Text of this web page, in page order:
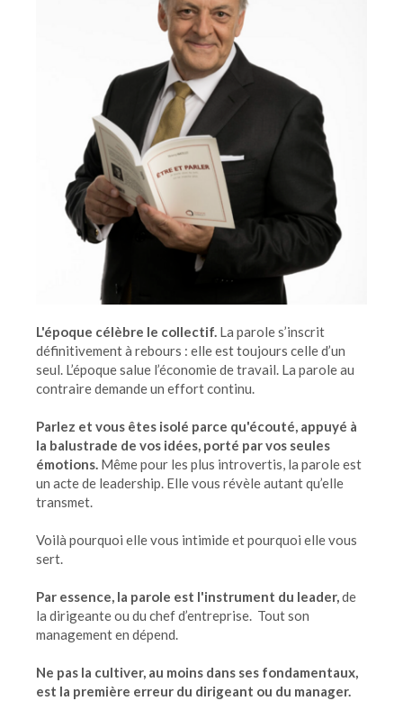
L'époque célèbre le collectif. La parole s’inscrit
définitivement à rebours : elle est toujours celle d’un
seul. L’époque salue l’économie de travail. La parole au
contraire demande un effort continu.
Parlez et vous êtes isolé parce qu'écouté, appuyé à
la balustrade de vos idées, porté par vos seules
émotions. Même pour les plus introvertis, la parole est
un acte de leadership. Elle vous révèle autant qu’elle
transmet.
Voilà pourquoi elle vous intimide et pourquoi elle vous
sert.
Par essence, la parole est l'instrument du leader,de
la dirigeante ou du chef d’entreprise. Tout son
management en dépend.
Ne pas la cultiver, au moins dans ses fondamentaux,
est la première erreur du dirigeant ou du manager.